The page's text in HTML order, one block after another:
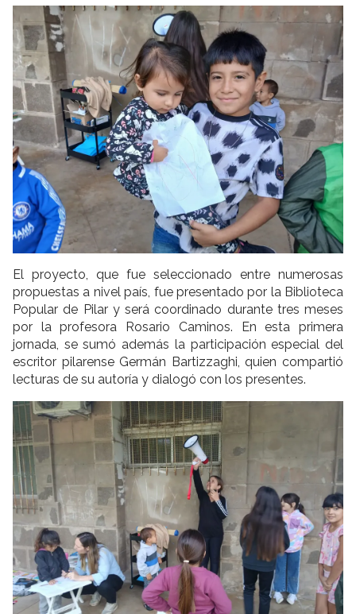
El proyecto, que fue seleccionado entre numerosas
propuestas a nivel país, fue presentado por la Biblioteca
Popular de Pilar y será coordinado durante tres meses
por la profesora Rosario Caminos. En esta primera
jornada, se sumó además la participación especial del
escritor pilarense Germán Bartizzaghi, quien compartió
lecturas de su autoría y dialogó con los presentes.